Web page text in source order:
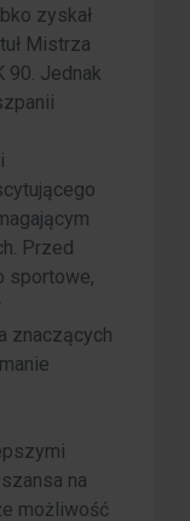
zyskał
Mistrza
90. Jednak
Przed
sportowe,
znaczących
na
możliwość